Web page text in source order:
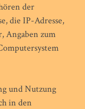
der
die IP-Adresse,
Angaben zum
und Nutzung
in den